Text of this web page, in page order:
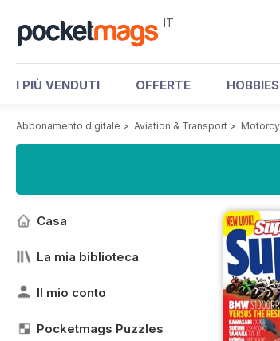
IT
I PIÙ VENDUTI OFFERTE
Abbonamento digitale > Aviation & Transport >
Casa
La mia biblioteca
Il mio conto
Pocketmags Puzzles